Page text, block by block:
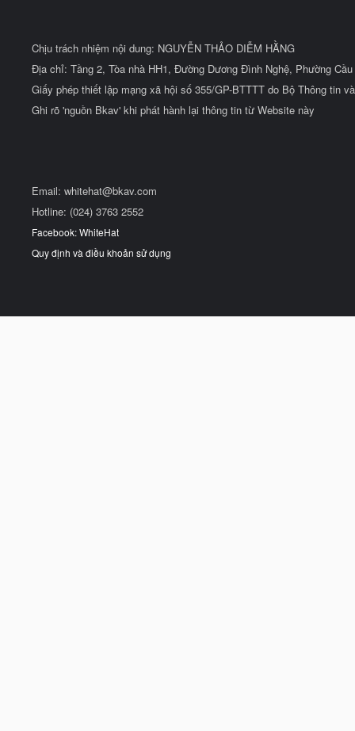
Chịu trách nhiệm nội dung: NGUYỄN THẢO DIỄM HẰNG
Địa chỉ: Tầng 2, Tòa nhà HH1, Đường Dương Đình Nghệ, Phường
Giấy phép thiết lập mạng xã hội số 355/GP-BTTTT do Bộ Thông tin
Ghi rõ 'nguồn Bkav' khi phát hành lại thông tin từ Website này
Email: whitehat@bkav.com
Hotline: (024) 3763 2552
Facebook: WhiteHat
Quy định và điều khoản sử dụng